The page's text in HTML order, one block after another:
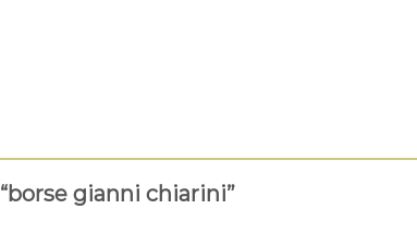
gianni chiarini”